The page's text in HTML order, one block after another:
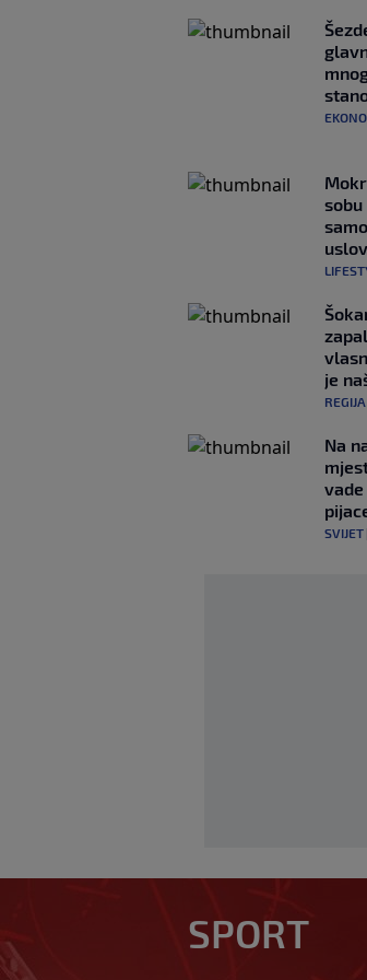
uslov
je
REGIJA
Na
SVIJET
SPORT
zadužio